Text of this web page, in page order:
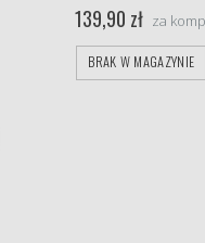
139,90 zł za
BRAK W MAGAZYNIE